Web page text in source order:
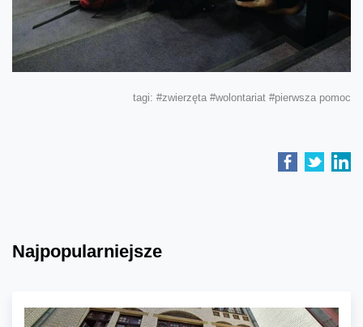
tagi: #zwierzęta #wolontariat #pierwsza pomoc
Najpopularniejsze